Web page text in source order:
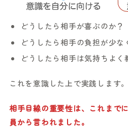
どうしたら相手が喜ぶのか？
どうしたら相手の負担が少な
どうしたら相手は気持ちよく
これを意識した上で実践します。
相手目線の重要性は、これまで
員から言われました。